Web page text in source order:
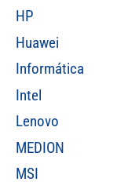
HP
Huawei
Informática
Intel
Lenovo
MEDION
MSI